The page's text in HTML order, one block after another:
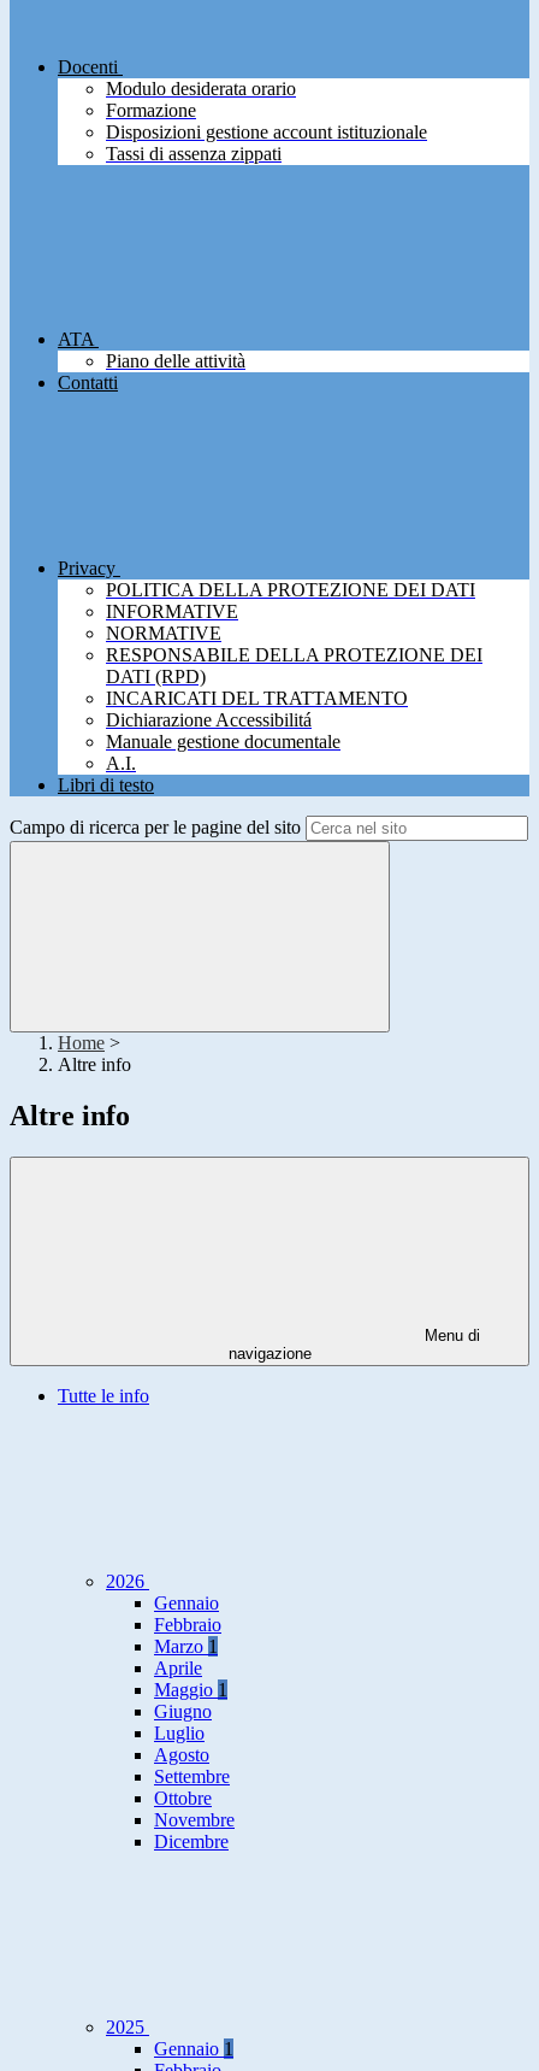
Docenti
Modulo desiderata orario
Formazione
Disposizioni gestione account istituzionale
Tassi di assenza zippati
ATA
Piano delle attività
Contatti
Privacy
POLITICA DELLA PROTEZIONE DEI DATI
INFORMATIVE
NORMATIVE
RESPONSABILE DELLA PROTEZIONE DEI
DATI (RPD)
INCARICATI DEL TRATTAMENTO
Dichiarazione Accessibilitá
Manuale gestione documentale
A.I.
Libri di testo
Campo di ricerca per le pagine del sito
Home >
Altre info
Altre info
Menu di
navigazione
Tutte le info
2026
Gennaio
Febbraio
Marzo 1
Aprile
Maggio 1
Giugno
Luglio
Agosto
Settembre
Ottobre
Novembre
Dicembre
2025
Gennaio 1